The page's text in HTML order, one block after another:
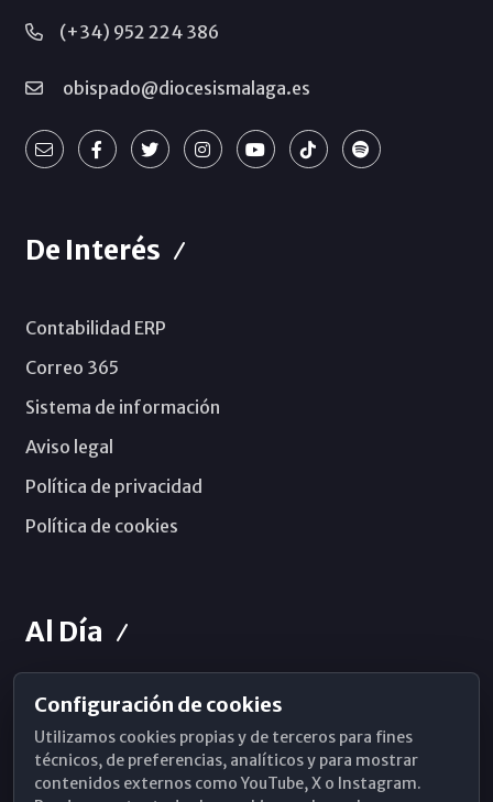
(+34) 952 224 386
obispado@diocesismalaga.es
De Interés
Contabilidad ERP
Correo 365
Sistema de información
Aviso legal
Política de privacidad
Política de cookies
Al Día
Horarios de Misa
Hemeroteca
WhatsApp
Configuración de cookies
Utilizamos cookies propias y de terceros para fines
técnicos, de preferencias, analíticos y para mostrar
contenidos externos como YouTube, X o Instagram.